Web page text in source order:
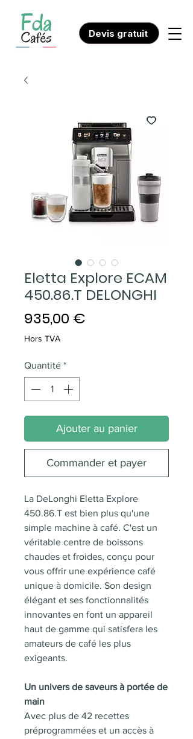
Devis gratuit
Eletta Explore ECAM
450.86.T DELONGHI
935,00 €
Hors TVA
Quantité *
Ajouter au panier
Commander et payer
La DeLonghi Eletta Explore
450.86.T est bien plus qu'une
simple machine à café. C'est un
véritable centre de boissons
chaudes et froides, conçu pour
vous offrir une expérience café
unique à domicile. Son design
élégant et ses fonctionnalités
innovantes en font un appareil
haut de gamme qui satisfera les
amateurs de café les plus
exigeants.
Un univers de saveurs à portée de
main
Avec plus de 42 recettes
préprogrammées et un accès à